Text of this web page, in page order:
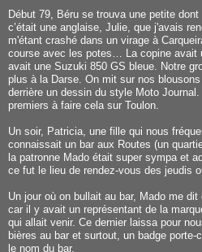
Début 79, Béru se trouva une petite
c’était une anglaise, Julie, que j'avais
m'étant crashé dans un virage à
course avec les potes… La copine avait
avait une Suzuki 850 GS bleue. Notre
plus à la Darse. On mit sur nos
derrière un dessin du style Moto
premiers à faire cela sur Toulon.
Un soir, Patricia, une fille qui nous
connaissait un bar aux Routes (un
la patronne Mado était super sympa et
ce fut le lieu de rendez-vous des jeudis
Un jour où on bullait au bar, Mado me
car il y avait un représentant de la
qui allait venir. Ce dernier laissa pour
bières au bar et surtout, un badge
le nom du bar.